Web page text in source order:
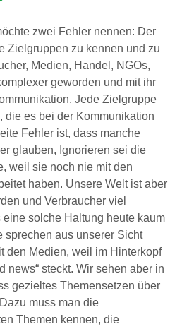
zwei Fehler nennen: Der
Zielgruppen zu kennen und zu
Medien, Handel, NGOs,
geworden und mit ihr
Jede Zielgruppe
die es bei der Kommunikation
Fehler ist, dass manche
glauben, Ignorieren sei die
weil sie noch nie mit den
haben. Unsere Welt ist aber
und Verbraucher viel
solche Haltung heute kaum
sprechen aus unserer Sicht
den Medien, weil im Hinterkopf
news“ steckt. Wir sehen aber in
gezieltes Themensetzen über
muss man die
Themen kennen, die